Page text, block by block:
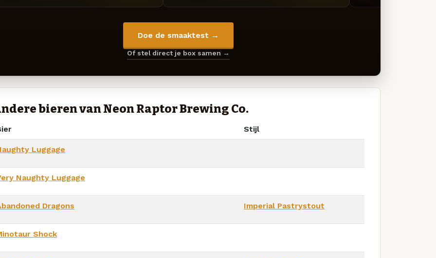
Doe de smaaktest →
Of stel direct je box samen →
bieren van Neon Raptor Brewing Co.
Stijl
Luggage
Naughty Luggage
Dragons Imperial Pastrystout
Shock